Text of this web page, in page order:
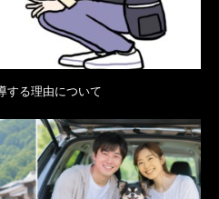
する理由について